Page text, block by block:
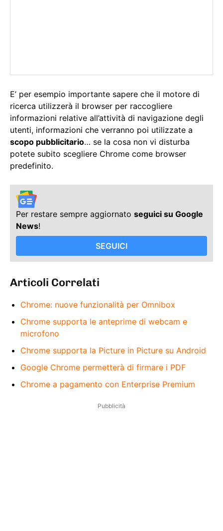
E’ per esempio importante sapere che il motore di
ricerca utilizzerà il browser per raccogliere
informazioni relative all’attività di navigazione degli
utenti, informazioni che verranno poi utilizzate a
scopo pubblicitario… se la cosa non vi disturba
potete subito scegliere Chrome come browser
predefinito.
Per restare sempre aggiornato seguici su Google
News!
SEGUICI
Articoli Correlati
Chrome: nuove funzionalità per Omnibox
Chrome supporta le anteprime di webcam e
microfono
Chrome supporta la Picture in Picture su Android
Google Chrome permetterà di firmare i PDF
Chrome a pagamento con Enterprise Premium
Pubblicità